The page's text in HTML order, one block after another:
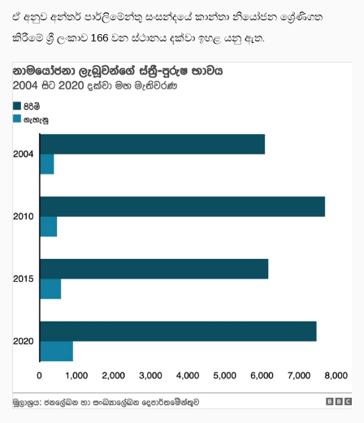
ඒ අනුව අන්තර් පාර්ලිමේන්තු සංසන්දයේ කාන්තා නියෝජන ශ්‍රේණිගත
කිරීමේ ශ්‍රී ලංකාව 166 වන ස්ථානය දක්වා ඉහළ යනු ඇත.